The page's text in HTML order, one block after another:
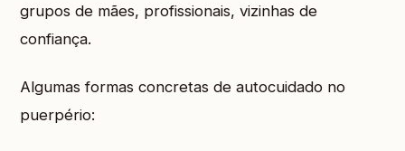
grupos de mães, profissionais, vizinhas de
confiança.
Algumas formas concretas de autocuidado no
puerpério: